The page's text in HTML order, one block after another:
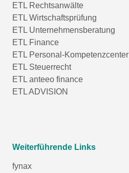
ETL Rechtsanwälte
ETL Wirtschaftsprüfung
ETL Unternehmensberatung
ETL Finance
ETL Personal-Kompetenzcenter
ETL Steuerrecht
ETL anteeo finance
ETL ADVISION
Weiterführende Links
fynax